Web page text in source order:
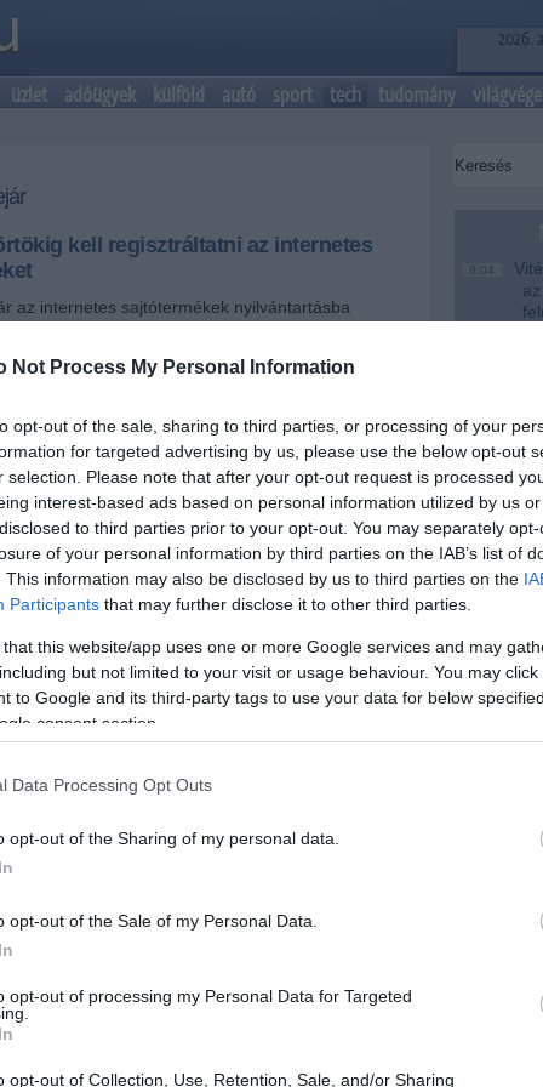
Not Process My Personal Information
opt-out of the sale, sharing to third parties, or processing of your
for targeted advertising by us, please use the below opt-out
selection. Please note that after your opt-out request is processed
interest-based ads based on personal information utilized by us
to third parties prior to your opt-out. You may separately
of your personal information by third parties on the IAB’s list of
This information may also be disclosed by us to third parties on the
Participants that may further disclose it to other third parties.
that this website/app uses one or more Google services and may
but not limited to your visit or usage behaviour. You may
to Google and its third-party tags to use your data for below
consent section.
Data Processing Opt Outs
opt-out of the Sharing of my personal data.
opt-out of the Sale of my Personal Data.
opt-out of processing my Personal Data for Targeted
opt-out of Collection, Use, Retention, Sale, and/or Sharing
2026.
üzlet adóügyek külföld autó sport tech tudomány világvége
kell regisztráltatni az internetes
az internetes sajtótermékek nyilvántartásba
- tájékoztatta a Nemzeti Média- és Hírközlési
+ -
a kiadók figyelmét, ha még nem jelentették be
eleget a törvényi rendelkezéseknek. Az
nyilvántartásba vételét azNMHH Hivatala
a hatóság közleményében.
azaz az internetes újságok és
vételéről az új médiatörvény rendelkezik.
működő internetes sajtótermékeket legkésőbb 2011.
jelenteni az NMHH-nak. Amennyiben az internetes
január 1-je után kezdte vagy kezdi meg
a kiadónak a tevékenység megkezdését követő
az is olvasható, hogy amennyiben egy nyomtatott
nyilvántartásba vétele aKulturális
vételhez szükséges nyomtatványok az
letölthetők.
8:04
18:19
A
16:21
12:56
a
Nem is
Tanár Úr